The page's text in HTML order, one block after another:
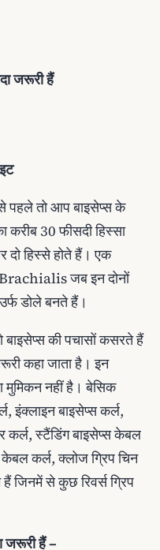
जरूरी हैं
पहले तो आप बाइसेप्स के
30 फीसदी हिस्सा
दो हिस्से होते हैं। एक
जब इन दोनों
डोले बनते हैं।
की पचासों कसरते हैं
कहा जाता है। इन
मुमिकन नहीं है। बेसिक
इंक्लाइन बाइसेप्स कर्ल,
कर्ल, स्टैंडिंग बाइसेप्स केबल
कर्ल, क्लोज ग्रिप चिन
जिनमें से कुछ रिवर्स ग्रिप
जरूरी हैं –